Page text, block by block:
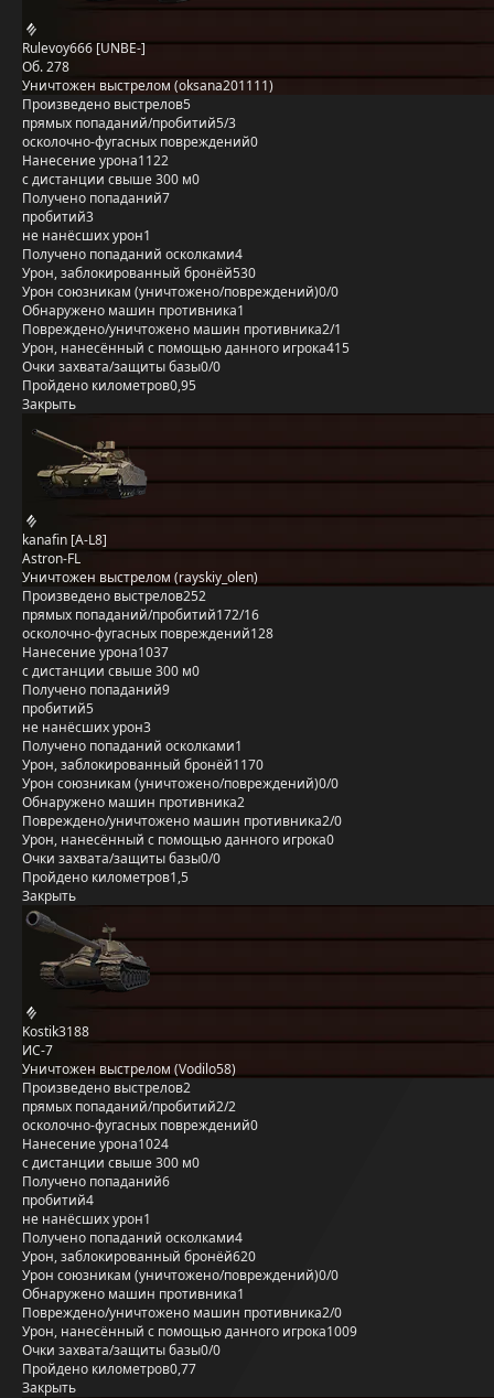
Rulevoy666 [UNBE-]
Об. 278
Уничтожен выстрелом (oksana201111)
Произведено выстрелов5
прямых попаданий/пробитий5/3
осколочно-фугасных повреждений0
Нанесение урона1122
с дистанции свыше 300 м0
Получено попаданий7
пробитий3
не нанёсших урон1
Получено попаданий осколками4
Урон, заблокированный бронёй530
Урон союзникам (уничтожено/повреждений)0/0
Обнаружено машин противника1
Повреждено/уничтожено машин противника2/1
Урон, нанесённый с помощью данного игрока415
Очки захвата/защиты базы0/0
Пройдено километров0,95
Закрыть
kanafin [A-L8]
Astron-FL
Уничтожен выстрелом (rayskiy_olen)
Произведено выстрелов252
прямых попаданий/пробитий172/16
осколочно-фугасных повреждений128
Нанесение урона1037
с дистанции свыше 300 м0
Получено попаданий9
пробитий5
не нанёсших урон3
Получено попаданий осколками1
Урон, заблокированный бронёй1170
Урон союзникам (уничтожено/повреждений)0/0
Обнаружено машин противника2
Повреждено/уничтожено машин противника2/0
Урон, нанесённый с помощью данного игрока0
Очки захвата/защиты базы0/0
Пройдено километров1,5
Закрыть
Kostik3188
ИС-7
Уничтожен выстрелом (Vodilo58)
Произведено выстрелов2
прямых попаданий/пробитий2/2
осколочно-фугасных повреждений0
Нанесение урона1024
с дистанции свыше 300 м0
Получено попаданий6
пробитий4
не нанёсших урон1
Получено попаданий осколками4
Урон, заблокированный бронёй620
Урон союзникам (уничтожено/повреждений)0/0
Обнаружено машин противника1
Повреждено/уничтожено машин противника2/0
Урон, нанесённый с помощью данного игрока1009
Очки захвата/защиты базы0/0
Пройдено километров0,77
Закрыть